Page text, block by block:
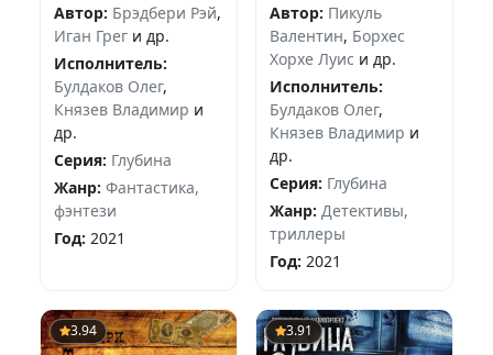
Автор: Брэдбери Рэй,
Иган Грег и др.
Исполнитель:
Булдаков Олег,
Князев Владимир и
др.
Серия: Глубина
Жанр: Фантастика,
фэнтези
Год: 2021
Автор: Пикуль
Валентин, Борхес
Хорхе Луис и др.
Исполнитель:
Булдаков Олег,
Князев Владимир и
др.
Серия: Глубина
Жанр: Детективы,
триллеры
Год: 2021
3.94 3.91